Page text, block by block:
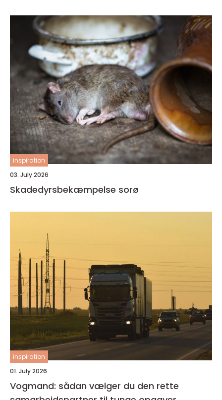
inspiration
03. July 2026
Skadedyrsbekæmpelse sorø
inspiration
01. July 2026
Vogmand: sådan vælger du den rette